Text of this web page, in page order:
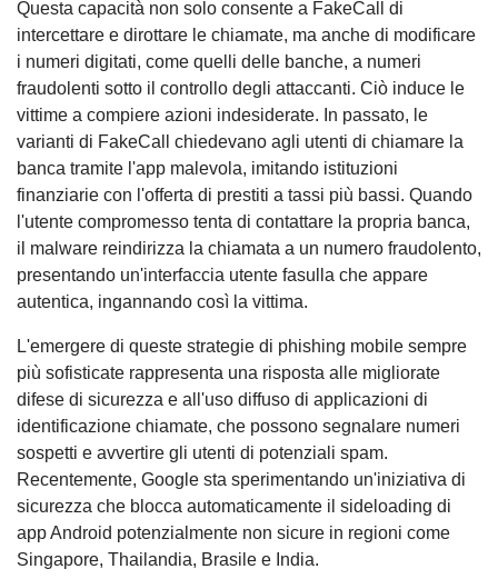
Questa capacità non solo consente a FakeCall di
intercettare e dirottare le chiamate, ma anche di modificare
i numeri digitati, come quelli delle banche, a numeri
fraudolenti sotto il controllo degli attaccanti. Ciò induce le
vittime a compiere azioni indesiderate. In passato, le
varianti di FakeCall chiedevano agli utenti di chiamare la
banca tramite l'app malevola, imitando istituzioni
finanziarie con l'offerta di prestiti a tassi più bassi. Quando
l'utente compromesso tenta di contattare la propria banca,
il malware reindirizza la chiamata a un numero fraudolento,
presentando un'interfaccia utente fasulla che appare
autentica, ingannando così la vittima.
L'emergere di queste strategie di phishing mobile sempre
più sofisticate rappresenta una risposta alle migliorate
difese di sicurezza e all'uso diffuso di applicazioni di
identificazione chiamate, che possono segnalare numeri
sospetti e avvertire gli utenti di potenziali spam.
Recentemente, Google sta sperimentando un'iniziativa di
sicurezza che blocca automaticamente il sideloading di
app Android potenzialmente non sicure in regioni come
Singapore, Thailandia, Brasile e India.